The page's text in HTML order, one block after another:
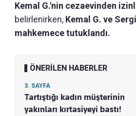
Kemal G.'nin cezaevinden izinli
belirlenirken, Kemal G. ve
mahkemece tutuklandı.
ÖNERİLEN HABERLER
3. SAYFA
Tartıştığı kadın müşterinin
yakınları kırtasiyeyi bastı!